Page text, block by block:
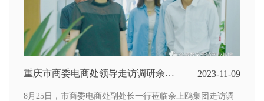
重庆市商委电商处领导走访调研余上
2023-11-09
8月25日，市商委电商处副处长一行莅临余上鸥集团走访调